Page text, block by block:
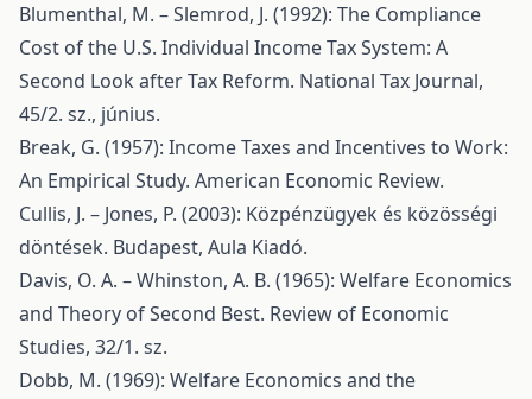
Blumenthal, M. – Slemrod, J. (1992): The Compliance
Cost of the U.S. Individual Income Tax System: A
Second Look after Tax Reform. National Tax Journal,
45/2. sz., június.
Break, G. (1957): Income Taxes and Incentives to Work:
An Empirical Study. American Economic Review.
Cullis, J. – Jones, P. (2003): Közpénzügyek és közösségi
döntések. Budapest, Aula Kiadó.
Davis, O. A. – Whinston, A. B. (1965): Welfare Economics
and Theory of Second Best. Review of Economic
Studies, 32/1. sz.
Dobb, M. (1969): Welfare Economics and the